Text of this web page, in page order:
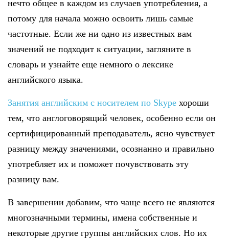
нечто общее в каждом из случаев употребления, а
потому для начала можно освоить лишь самые
частотные. Если же ни одно из известных вам
значений не подходит к ситуации, загляните в
словарь и узнайте еще немного о лексике
английского языка.
Занятия английским с носителем по Skype хороши
тем, что англоговорящий человек, особенно если он
сертифицированный преподаватель, ясно чувствует
разницу между значениями, осознанно и правильно
употребляет их и поможет почувствовать эту
разницу вам.
В завершении добавим, что чаще всего не являются
многозначными термины, имена собственные и
некоторые другие группы английских слов. Но их